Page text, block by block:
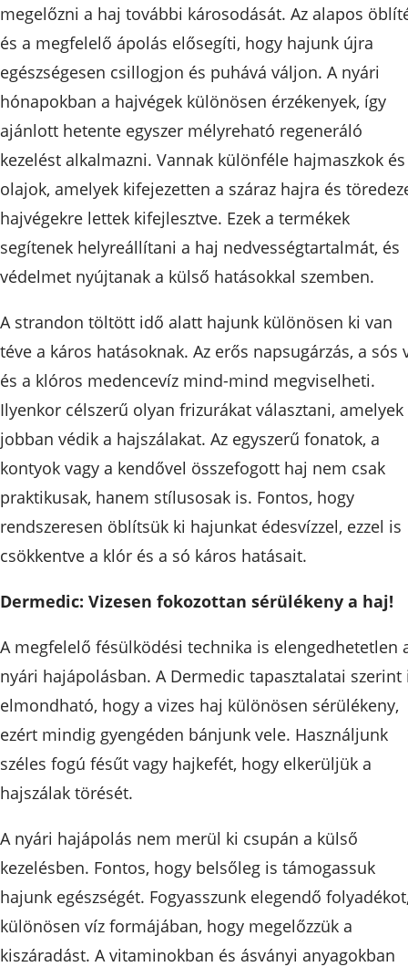
megelőzni a haj további károsodását. Az alapos
és a megfelelő ápolás elősegíti, hogy hajunk újra
egészségesen csillogjon és puhává váljon. A nyári
hónapokban a hajvégek különösen érzékenyek, így
ajánlott hetente egyszer mélyreható regeneráló
kezelést alkalmazni. Vannak különféle hajmaszkok és
olajok, amelyek kifejezetten a száraz hajra és
hajvégekre lettek kifejlesztve. Ezek a termékek
segítenek helyreállítani a haj nedvességtartalmát, és
védelmet nyújtanak a külső hatásokkal szemben.
A strandon töltött idő alatt hajunk különösen ki van
téve a káros hatásoknak. Az erős napsugárzás, a sós
és a klóros medencevíz mind-mind megviselheti.
Ilyenkor célszerű olyan frizurákat választani, amelyek
jobban védik a hajszálakat. Az egyszerű fonatok, a
kontyok vagy a kendővel összefogott haj nem csak
praktikusak, hanem stílusosak is. Fontos, hogy
rendszeresen öblítsük ki hajunkat édesvízzel, ezzel is
csökkentve a klór és a só káros hatásait.
Dermedic: Vizesen fokozottan sérülékeny a haj!
A megfelelő fésülködési technika is elengedhetetlen
nyári hajápolásban. A Dermedic tapasztalatai szerint
elmondható, hogy a vizes haj különösen sérülékeny,
ezért mindig gyengéden bánjunk vele. Használjunk
széles fogú fésűt vagy hajkefét, hogy elkerüljük a
hajszálak törését.
A nyári hajápolás nem merül ki csupán a külső
kezelésben. Fontos, hogy belsőleg is támogassuk
hajunk egészségét. Fogyasszunk elegendő
különösen víz formájában, hogy megelőzzük a
kiszáradást. A vitaminokban és ásványi anyagokban